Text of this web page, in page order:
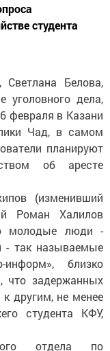
студента
Светлана Белова,
уголовного дела,
февраля в Казани
Чад, в самом
планируют
об аресте
(изменивший
Роман Халилов
молодые люди -
- так называемые
близко
что задержанных
другим, не менее
студента КФУ,
отдела по